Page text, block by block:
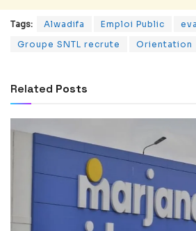
Tags: Alwadifa Emploi Public
Groupe SNTL recrute
Orientation
Related Posts